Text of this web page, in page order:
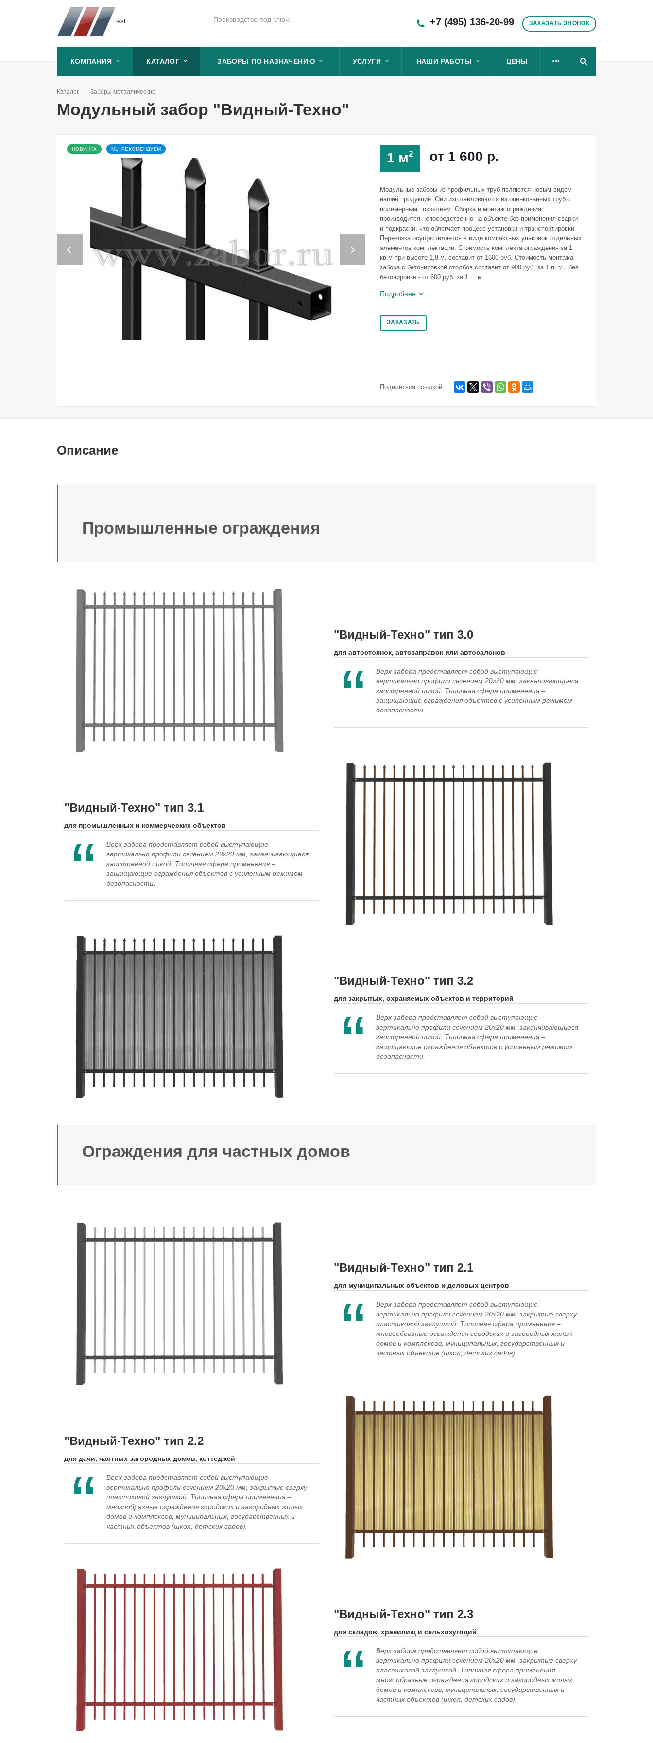
test Производство под ключ. ЗАКАЗАТЬ ЗВОНОК
+7 (495) 136-20-99
КОМПАНИЯ КАТАЛОГ ЗАБОРЫ ПО НАЗНАЧЕНИЮ УСЛУГИ НАШИ РАБОТЫ ЦЕНЫ ...
Каталог Заборы металлические
Модульный забор "Видный-Техно"
НОВИНКА МЫ РЕКОМЕНДУЕМ
1 м2 от 1 600 р.
Модульные заборы из профильных труб являются новым видом
нашей продукции. Они изготавливаются из оцинкованных труб с
полимерным покрытием. Сборка и монтаж ограждения
производится непосредственно на объекте без применения сварки
и подкраски, что облегчает процесс установки и транспортировки.
Перевозка осуществляется в виде компактных упаковок отдельных
элементов комплектации. Стоимость комплекта ограждения за 1
кв.м при высоте 1,8 м. составит от 1600 руб. Стоимость монтажа
забора с бетонировкой столбов составит от 900 руб. за 1 п. м., без
бетонировки - от 600 руб. за 1 п. м.
Подробнее
ЗАКАЗАТЬ
Поделиться ссылкой:
Описание
Промышленные ограждения
"Видный-Техно" тип 3.0
для автостоянок, автозаправок или автосалонов
Верх забора представляет собой выступающие
вертикально профили сечением 20х20 мм, заканчивающиеся
заостренной пикой. Типичная сфера применения –
защищающие ограждения объектов с усиленным режимом
безопасности.
"Видный-Техно" тип 3.1
для промышленных и коммерческих объектов
Верх забора представляет собой выступающие
вертикально профили сечением 20х20 мм, заканчивающиеся
заостренной пикой. Типичная сфера применения –
защищающие ограждения объектов с усиленным режимом
безопасности.
"Видный-Техно" тип 3.2
для закрытых, охраняемых объектов и территорий
Верх забора представляет собой выступающие
вертикально профили сечением 20х20 мм, заканчивающиеся
заостренной пикой. Типичная сфера применения –
защищающие ограждения объектов с усиленным режимом
безопасности.
Ограждения для частных домов
"Видный-Техно" тип 2.1
для муниципальных объектов и деловых центров
Верх забора представляет собой выступающие
вертикально профили сечением 20х20 мм, закрытые сверху
пластиковой заглушкой. Типичная сфера применения –
многообразные ограждения городских и загородных жилых
домов и комплексов, муниципальных, государственных и
частных объектов (школ, детских садов).
"Видный-Техно" тип 2.2
для дачи, частных загородных домов, коттеджей
Верх забора представляет собой выступающие
вертикально профили сечением 20х20 мм, закрытые сверху
пластиковой заглушкой. Типичная сфера применения –
многообразные ограждения городских и загородных жилых
домов и комплексов, муниципальных, государственных и
частных объектов (школ, детских садов).
"Видный-Техно" тип 2.3
для складов, хранилищ и сельхозугодий
Верх забора представляет собой выступающие
вертикально профили сечением 20х20 мм, закрытые сверху
пластиковой заглушкой. Типичная сфера применения –
многообразные ограждения городских и загородных жилых
домов и комплексов, муниципальных, государственных и
частных объектов (школ, детских садов).